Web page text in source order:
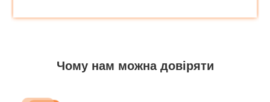
Чому нам можна довіряти